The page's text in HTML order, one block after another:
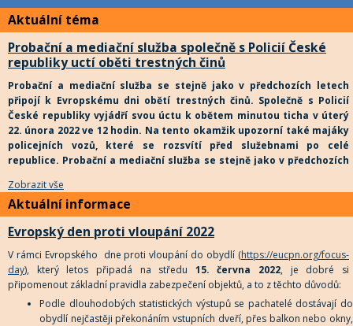
Aktuální téma
Probační a mediační služba společně s Policií České
republiky uctí oběti trestných činů
Probační a mediační služba se stejně jako v předchozích letech
připojí k Evropskému dni obětí trestných činů. Společně s Policií
České republiky vyjádří svou úctu k obětem minutou ticha v úterý
22. února 2022 ve 12 hodin. Na tento okamžik upozorní také majáky
policejních vozů, které se rozsvítí před služebnami po celé
republice. Probační a mediační služba se stejně jako v předchozích
Policií České republiky vyjádří svou úctu k obětem minutou ticha v
úterý 22. února 2022 ve 12 hodin. Na tento okamžik upozorní také
majáky policejních vozů, které se rozsvítí před služebnami po celé
republice.
Zobrazit vše
Aktuální informace
Evropský den proti vloupání 2022
V rámci Evropského dne proti vloupání do obydlí (https://eucpn.org/focus-
day), který letos připadá na středu 15. června 2022, je dobré si
připomenout základní pravidla zabezpečení objektů, a to z těchto důvodů:
Podle dlouhodobých statistických výstupů se pachatelé dostávají do
obydlí nejčastěji překonáním vstupních dveří, přes balkon nebo okny,